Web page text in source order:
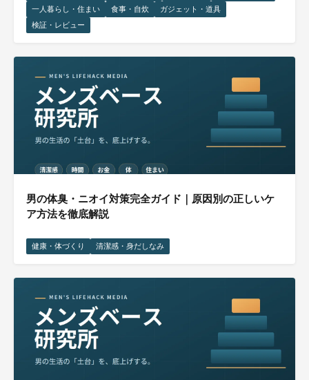
一人暮らし・住まい
食事・自炊
ガジェット・道具
検証・レビュー
男の体臭・ニオイ対策完全ガイド｜原因別の正しいケ
ア方法を徹底解説
健康・体づくり 清潔感・身だしなみ